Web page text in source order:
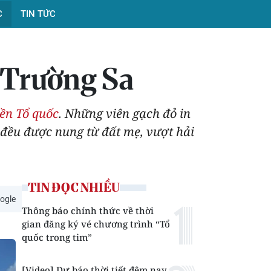
TIN TỨC
Sa
Tổ quốc. Những viên gạch đỏ in
được nung từ đất mẹ, vượt hải
TIN ĐỌC NHIỀU
Thông báo chính thức về thời
gian đăng ký vé chương trình “Tổ
quốc trong tim”